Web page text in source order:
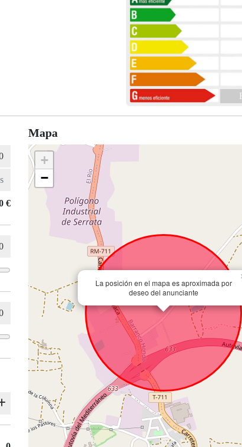
€
Mapa
La posición en el mapa es aproximada por
deseo del anunciante
+
−